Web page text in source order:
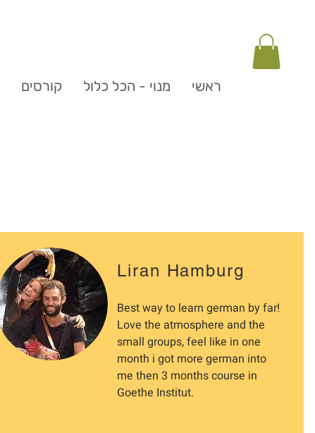
ראשי מנוי - הכל כלול קורסים
Liran Hamburg
Best way to learn german by far!
Love the atmosphere and the
small groups, feel like in one
month i got more german into
me then 3 months course in
Goethe Institut.